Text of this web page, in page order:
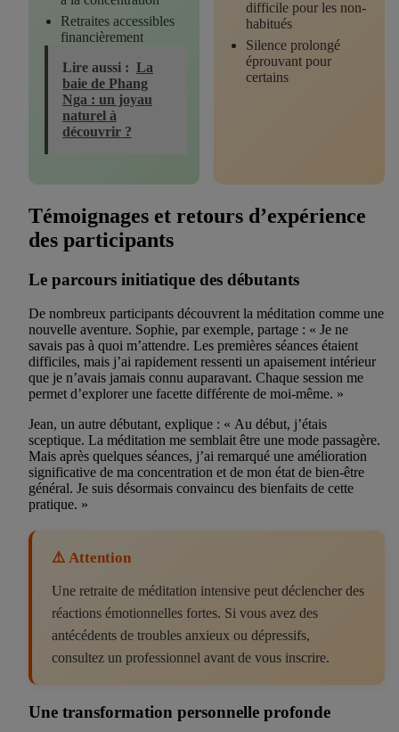
Retraites accessibles
financièrement
Lire aussi : La
baie de Phang
Nga : un joyau
naturel à
découvrir ?
difficile pour les non-
habitués
Silence prolongé
éprouvant pour
certains
Témoignages et retours d’expérience
des participants
Le parcours initiatique des débutants
De nombreux participants découvrent la méditation comme une
nouvelle aventure. Sophie, par exemple, partage : « Je ne
savais pas à quoi m’attendre. Les premières séances étaient
difficiles, mais j’ai rapidement ressenti un apaisement intérieur
que je n’avais jamais connu auparavant. Chaque session me
permet d’explorer une facette différente de moi-même. »
Jean, un autre débutant, explique : « Au début, j’étais
sceptique. La méditation me semblait être une mode passagère.
Mais après quelques séances, j’ai remarqué une amélioration
significative de ma concentration et de mon état de bien-être
général. Je suis désormais convaincu des bienfaits de cette
pratique. »
⚠️ Attention
Une retraite de méditation intensive peut déclencher des
réactions émotionnelles fortes. Si vous avez des
antécédents de troubles anxieux ou dépressifs,
consultez un professionnel avant de vous inscrire.
Une transformation personnelle profonde